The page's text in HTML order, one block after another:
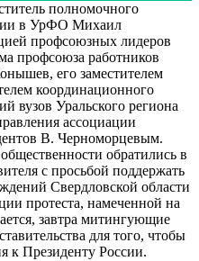
полномочного
в УрФО Михаил
профсоюзных лидеров
профсоюза работников
его заместителем
координационного
вузов Уральского региона
ассоциации
В. Черноморцевым.
обратились в
с просьбой поддержать
Свердловской области
протеста, намеченной на
завтра митингующие
для того, чтобы
к Президенту России.